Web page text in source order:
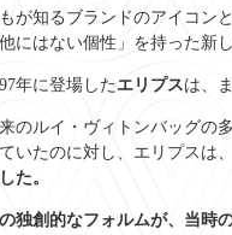
が知るブランドのアイコン
他にはない個性」を持った新
年に登場した エリプスは、
のルイ・ヴィトンバッグの
いたのに対し、エリプスは
た。
独創的なフォルムが、当時